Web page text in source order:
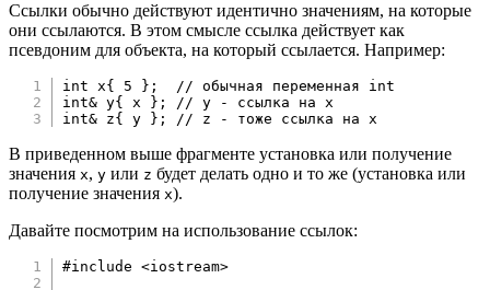
Ссылки обычно действуют идентично значениям, на которые
они ссылаются. В этом смысле ссылка действует как
псевдоним для объекта, на который ссылается. Например:
int x{ 5 } ;
// обычная переменная int
int& y{ x } ;
// y - ссылка на x
int& z{ y } ; // z - тоже ссылка на x
В приведенном выше фрагменте установка или получение
значения x, y или z будет делать одно и то же (установка или
получение значения x).
Давайте посмотрим на использование ссылок:
#include
<iostream>